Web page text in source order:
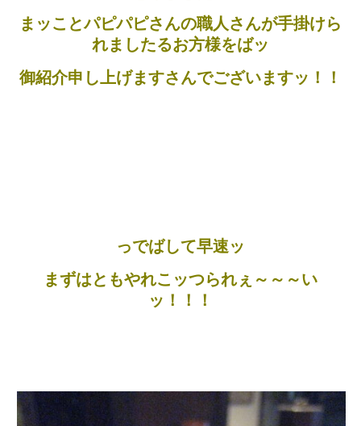
まッことパピパピさんの職人さんが手掛けら
れましたるお方様をばッ
御紹介申し上げますさんでございますッ！！
っでばして早速ッ
まずはともやれこッつられぇ～～～い
ッ！！！